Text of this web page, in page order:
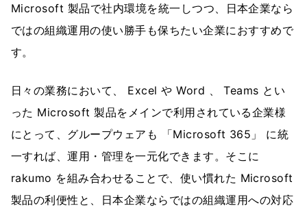
Microsoft 製品で社内環境を統一しつつ、日本企業なら
ではの組織運用の使い勝手も保ちたい企業におすすめで
す。
日々の業務において、 Excel や Word 、 Teams とい
った Microsoft 製品をメインで利用されている企業様
にとって、グループウェアも 「Microsoft 365」 に統
一すれば、運用・管理を一元化できます。そこに
rakumo を組み合わせることで、使い慣れた Microsoft
製品の利便性と、日本企業ならではの組織運用への対応